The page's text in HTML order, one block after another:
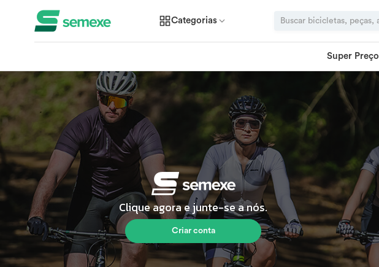
Categorias
Super Preço
Clique agora e junte-se a nós.
Criar conta